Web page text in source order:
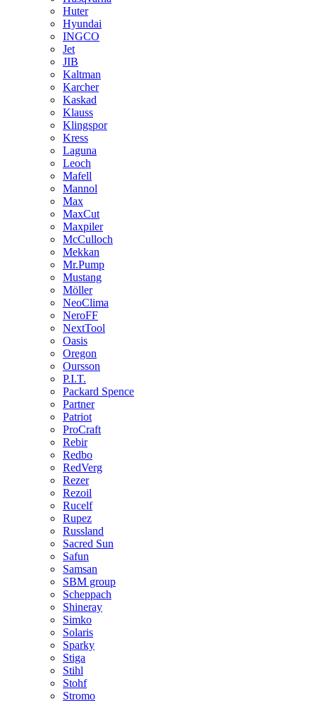
Huter
Hyundai
INGCO
Jet
JIB
Kaltman
Karcher
Kaskad
Klauss
Klingspor
Kress
Laguna
Leoch
Mafell
Mannol
Max
MaxCut
Maxpiler
McCulloch
Mekkan
Mr.Pump
Mustang
Möller
NeoClima
NeroFF
NextTool
Oasis
Oregon
Oursson
P.I.T.
Packard Spence
Partner
Patriot
ProCraft
Rebir
Redbo
RedVerg
Rezer
Rezoil
Rucelf
Rupez
Russland
Sacred Sun
Safun
Samsan
SBM group
Scheppach
Shineray
Simko
Solaris
Sparky
Stiga
Stihl
Stohf
Stromo